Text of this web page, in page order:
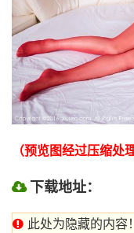
（预览图经过压缩处
下载地址：
此处为隐藏的内容！